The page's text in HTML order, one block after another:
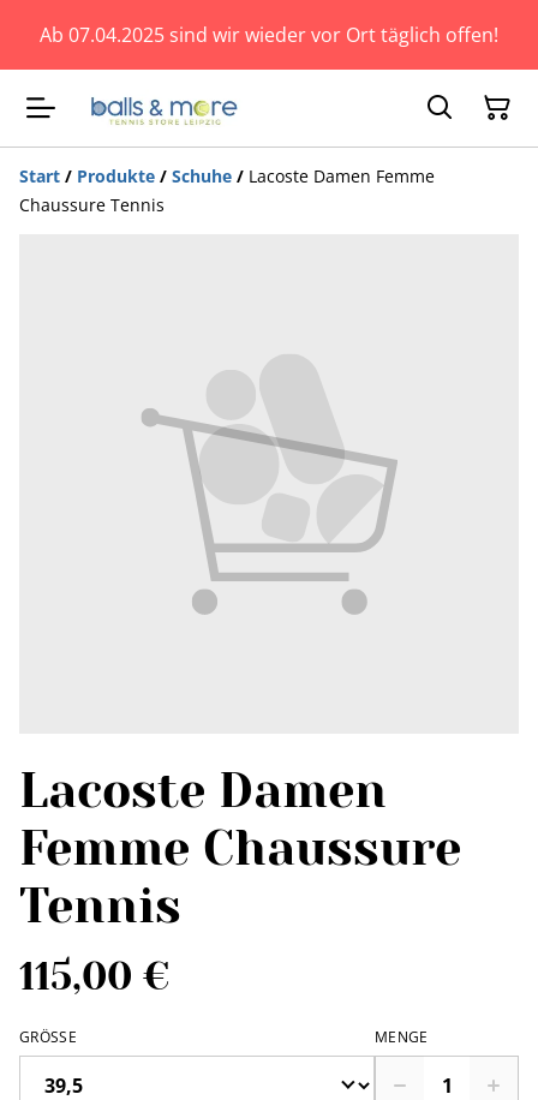
Ab 07.04.2025 sind wir wieder vor Ort täglich offen!
Start / Produkte / Schuhe / Lacoste Damen Femme
Chaussure Tennis
Lacoste Damen
Femme Chaussure
Tennis
115,00 €
GRÖSSE MENGE